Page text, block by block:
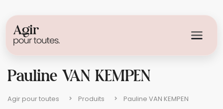
Pauline VAN KEMPEN
Agir pour toutes Produits Pauline VAN KEMPEN